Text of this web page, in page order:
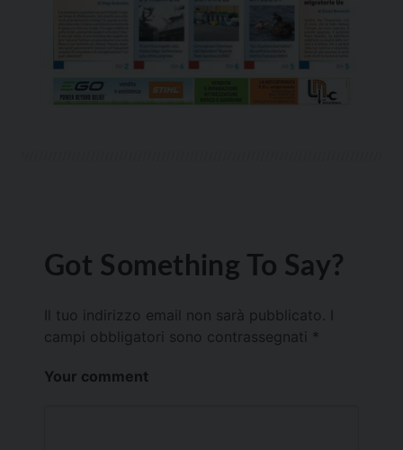
Got Something To Say?
Il tuo indirizzo email non sarà pubblicato.
campi obbligatori sono contrassegnati *
Your comment